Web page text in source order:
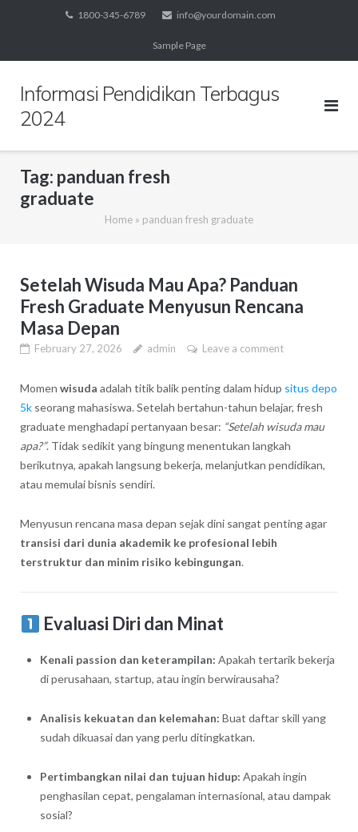
1800-345-6789 info@yourdomain.com
Sample Page
Informasi Pendidikan Terbagus
2024
Tag: panduan fresh
graduate
Home » panduan fresh graduate
Setelah Wisuda Mau Apa? Panduan
Fresh Graduate Menyusun Rencana
Masa Depan
February 27, 2026 admin Leave a comment
Momen wisuda adalah titik balik penting dalam hidup situs depo
5kseorang mahasiswa. Setelah bertahun-tahun belajar, fresh
graduate menghadapi pertanyaan besar: “Setelah wisuda mau
apa?”. Tidak sedikit yang bingung menentukan langkah
berikutnya, apakah langsung bekerja, melanjutkan pendidikan,
atau memulai bisnis sendiri.
Menyusun rencana masa depan sejak dini sangat penting agar
transisi dari dunia akademik ke profesional lebih
terstruktur dan minim risiko kebingungan.
Evaluasi Diri dan Minat
Kenali passion dan keterampilan: Apakah tertarik bekerja
di perusahaan, startup, atau ingin berwirausaha?
Analisis kekuatan dan kelemahan: Buat daftar skill yang
sudah dikuasai dan yang perlu ditingkatkan.
Pertimbangkan nilai dan tujuan hidup: Apakah ingin
penghasilan cepat, pengalaman internasional, atau dampak
sosial?